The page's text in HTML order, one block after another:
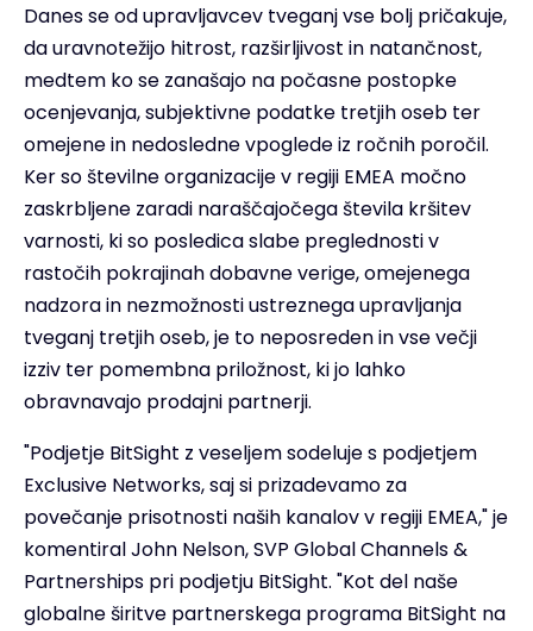
Danes se od upravljavcev tveganj vse bolj pričakuje,
da uravnotežijo hitrost, razširljivost in natančnost,
medtem ko se zanašajo na počasne postopke
ocenjevanja, subjektivne podatke tretjih oseb ter
omejene in nedosledne vpoglede iz ročnih poročil.
Ker so številne organizacije v regiji EMEA močno
zaskrbljene zaradi naraščajočega števila kršitev
varnosti, ki so posledica slabe preglednosti v
rastočih pokrajinah dobavne verige, omejenega
nadzora in nezmožnosti ustreznega upravljanja
tveganj tretjih oseb, je to neposreden in vse večji
izziv ter pomembna priložnost, ki jo lahko
obravnavajo prodajni partnerji.
"Podjetje BitSight z veseljem sodeluje s podjetjem
Exclusive Networks, saj si prizadevamo za
povečanje prisotnosti naših kanalov v regiji EMEA," je
komentiral John Nelson, SVP Global Channels &
Partnerships pri podjetju BitSight. "Kot del naše
globalne širitve partnerskega programa BitSight na